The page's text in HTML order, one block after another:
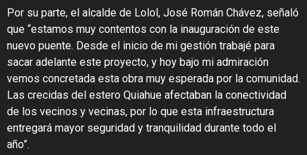
Por su parte, el alcalde de Lolol, José Román Chávez, señaló
que “estamos muy contentos con la inauguración de este
nuevo puente. Desde el inicio de mi gestión trabajé para
sacar adelante este proyecto, y hoy bajo mi admiración
vemos concretada esta obra muy esperada por la comunidad.
Las crecidas del estero Quiahue afectaban la conectividad
de los vecinos y vecinas, por lo que esta infraestructura
entregará mayor seguridad y tranquilidad durante todo el
año”.